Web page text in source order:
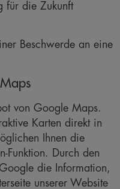
für die Zukunft
Beschwerde an eine
von Google Maps.
Karten direkt in
Ihnen die
Funktion. Durch den
die Information,
unserer Website